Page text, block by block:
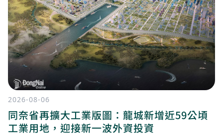
2026-08-06
同奈省再擴大工業版圖：龍城新增近59公頃
工業用地，迎接新一波外資投資